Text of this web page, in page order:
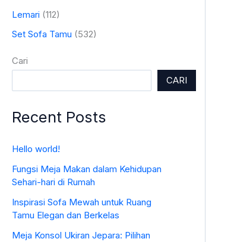
Lemari (112)
Set Sofa Tamu (532)
Cari
CARI
Recent Posts
Hello world!
Fungsi Meja Makan dalam Kehidupan
Sehari-hari di Rumah
Inspirasi Sofa Mewah untuk Ruang
Tamu Elegan dan Berkelas
Meja Konsol Ukiran Jepara: Pilihan